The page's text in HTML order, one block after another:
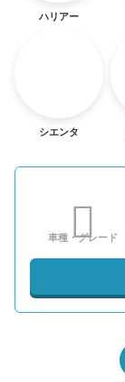
ハリアー
シエンタ
車種・グレード